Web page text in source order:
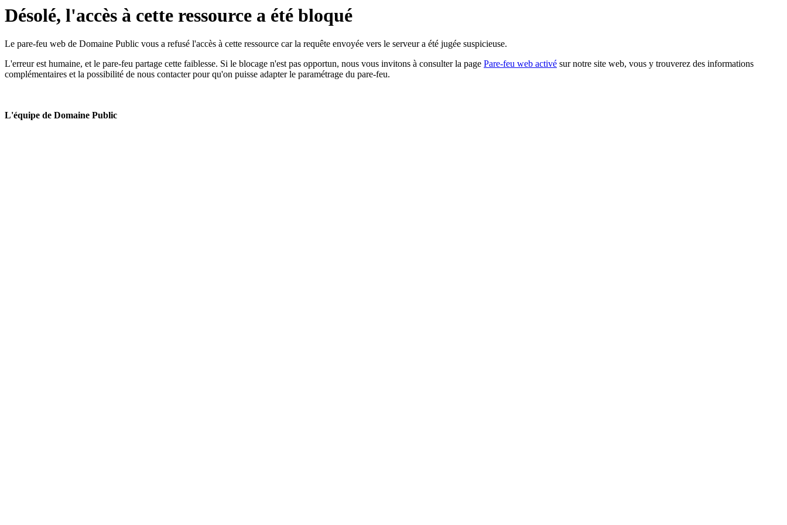
Désolé, l'accès à cette ressource a été bloqué
Le pare-feu web de Domaine Public vous a refusé l'accès à cette ressource car la requête envoyée vers le serveur a été jugée suspicieuse.
L'erreur est humaine, et le pare-feu partage cette faiblesse. Si le blocage n'est pas opportun, nous vous invitons à consulter la page Pare-feu web activé sur notre site web, vous y trouverez des informations
complémentaires et la possibilité de nous contacter pour qu'on puisse adapter le paramétrage du pare-feu.
L'équipe de Domaine Public